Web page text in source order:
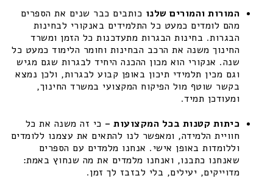
המורות והמורים שלנו כותבים כבר שנים את הספרים
מהם לומדים כמעט כל התלמידים באנקורי לבחינות
הבגרות. בחינות הבגרות מתעדכנות כל הזמן ומשרד
החינוך משנה את הרכב הבחינות וחומר הלימוד כמעט כל
שנה. אנקורי הוא מכון ההכנה היחיד לבגרות שגם מגיש
וגם מכין תלמידי תיכון באופן קבוע לבגרות, ולכן נמצא
בקשר שוטף מול הפיקוח המקצועי במשרד החינוך,
ומעודכן תמיד.
כיתות קטנות בכל המקצועות – כי זה משנה את כל
חוויית הלמידה, ומאפשר לנו להתאים את עצמנו ללומדים
וללומדות באופן אישי. אנחנו מלמדים עם הספרים
שאנחנו כתבנו, ואנחנו מלמדים את מה שנחוץ באמת:
מדוייקים, יעילים, בלי לבזבז לך זמן.